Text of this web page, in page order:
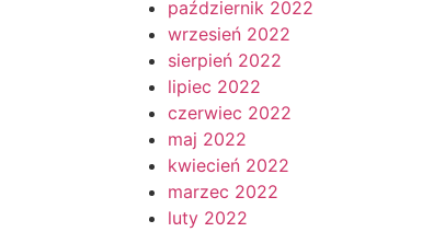
październik 2022
wrzesień 2022
sierpień 2022
lipiec 2022
czerwiec 2022
maj 2022
kwiecień 2022
marzec 2022
luty 2022